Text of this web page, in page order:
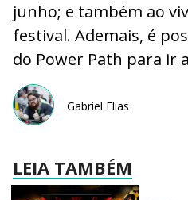
junho; e também ao
festival. Ademais, é
do Power Path para ir
Gabriel Elias
LEIA TAMBÉM